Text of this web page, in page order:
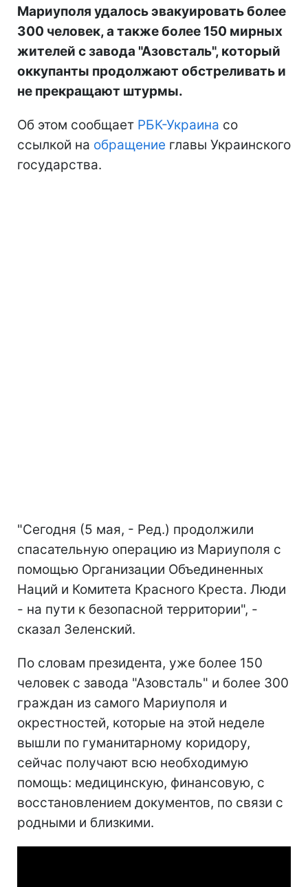
Мариуполя удалось эвакуировать более
300 человек, а также более 150 мирных
жителей с завода "Азовсталь", который
оккупанты продолжают обстреливать и
не прекращают штурмы.
Об этом сообщает РБК-Украина со
ссылкой на обращение главы Украинского
государства.
"Сегодня (5 мая, - Ред.) продолжили
спасательную операцию из Мариуполя с
помощью Организации Объединенных
Наций и Комитета Красного Креста. Люди
- на пути к безопасной территории", -
сказал Зеленский.
По словам президента, уже более 150
человек с завода "Азовсталь" и более 300
граждан из самого Мариуполя и
окрестностей, которые на этой неделе
вышли по гуманитарному коридору,
сейчас получают всю необходимую
помощь: медицинскую, финансовую, с
восстановлением документов, по связи с
родными и близкими.